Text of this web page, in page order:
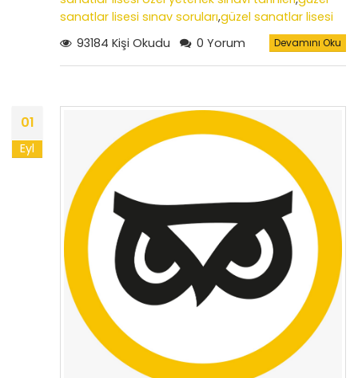
sanatlar lisesi sınav soruları,güzel sanatlar lisesi
özel yetenek sınavında gerekli araç ve
gereçler, özel yetenek sınavı soruları
2022 yılı özel
yetenek sınavı sonuçları,güzel sanatlar lisesi
koşulları
93184 Kişi Okudu 0 Yorum Devamını Oku
01
Eyl